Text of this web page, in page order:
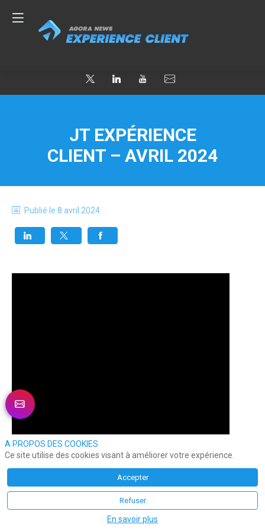
JT EXPÉRIENCE
CLIENT – AVRIL 2024
Publié le 8 avril 2024
A PROPOS DES COOKIES
Ce site utilise des cookies visant à améliorer votre expérience.
Accepter
Refuser
En savoir plus